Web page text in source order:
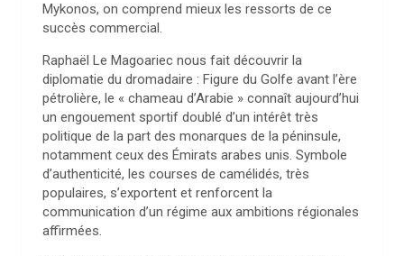
Mykonos, on comprend mieux les ressorts de ce
succès commercial.
Raphaël Le Magoariec nous fait découvrir la
diplomatie du dromadaire : Figure du Golfe avant l’ère
pétrolière, le « chameau d’Arabie » connaît aujourd’hui
un engouement sportif doublé d’un intérêt très
politique de la part des monarques de la péninsule,
notamment ceux des Émirats arabes unis. Symbole
d’authenticité, les courses de camélidés, très
populaires, s’exportent et renforcent la
communication d’un régime aux ambitions régionales
affirmées.